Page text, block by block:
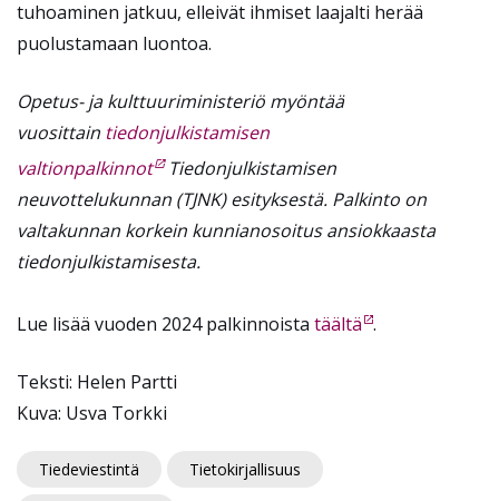
tuhoaminen jatkuu, elleivät ihmiset laajalti herää
puolustamaan luontoa.
Opetus- ja kulttuuriministeriö myöntää
vuosittain tiedonjulkistamisen
valtionpalkinnot Tiedonjulkistamisen
neuvottelukunnan (TJNK) esityksestä. Palkinto on
valtakunnan korkein kunnianosoitus ansiokkaasta
tiedonjulkistamisesta.
Lue lisää vuoden 2024 palkinnoista täältä .
Teksti: Helen Partti
Kuva: Usva Torkki
Tiedeviestintä Tietokirjallisuus